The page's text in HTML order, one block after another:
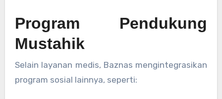
Program Pendukung
Mustahik
Selain layanan medis, Baznas mengintegrasikan
program sosial lainnya, seperti: